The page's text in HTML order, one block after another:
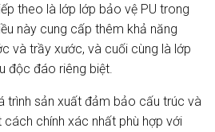
theo là lớp lớp bảo vệ PU trong
này cung cấp thêm khả năng
và trầy xước, và cuối cùng là lớp
độc đáo riêng biệt.
trình sản xuất đảm bảo cấu trúc và
chính xác nhất phù hợp với